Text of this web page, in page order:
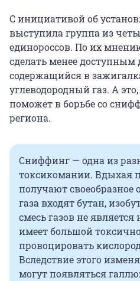
С инициативой об
выступила группа из
единороссов. По их
сделать менее доступным
содержащийся в
углеводородный газ. А
поможет в борьбе со
региона.
Сниффинг — одна из
токсикомании. Вдыхая
получают своеобразное
газа входят бутан,
смесь газов не
имеет большой
провоцировать
Вследствие этого
могут появляться